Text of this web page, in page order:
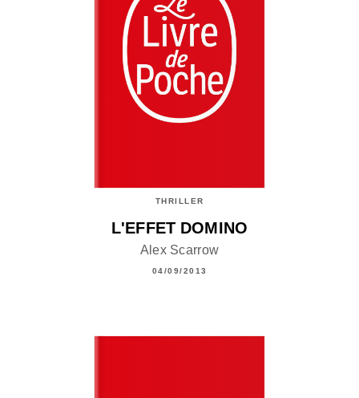
THRILLER
L'EFFET DOMINO
Alex Scarrow
04/09/2013